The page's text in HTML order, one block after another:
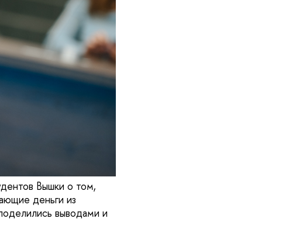
Вышки о том,
деньги из
выводами и